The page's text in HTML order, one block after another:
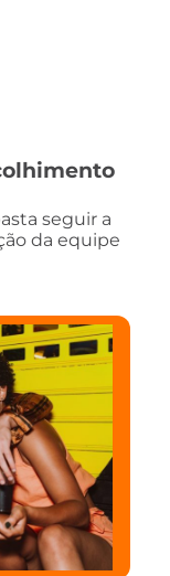
seguir a
da equipe